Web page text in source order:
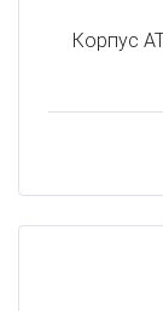
Корпус